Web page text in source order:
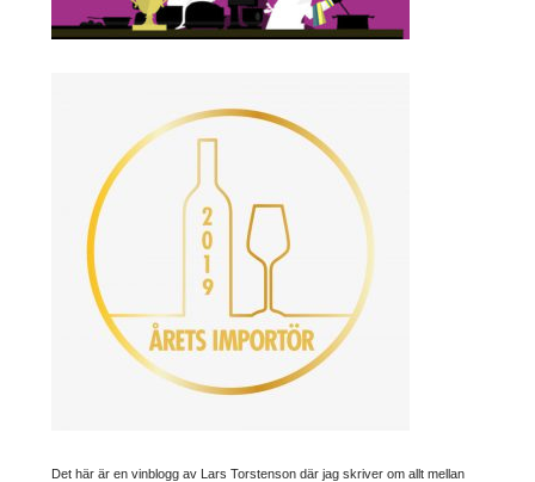
Det här är en vinblogg av Lars Torstenson där jag skriver om allt mellan